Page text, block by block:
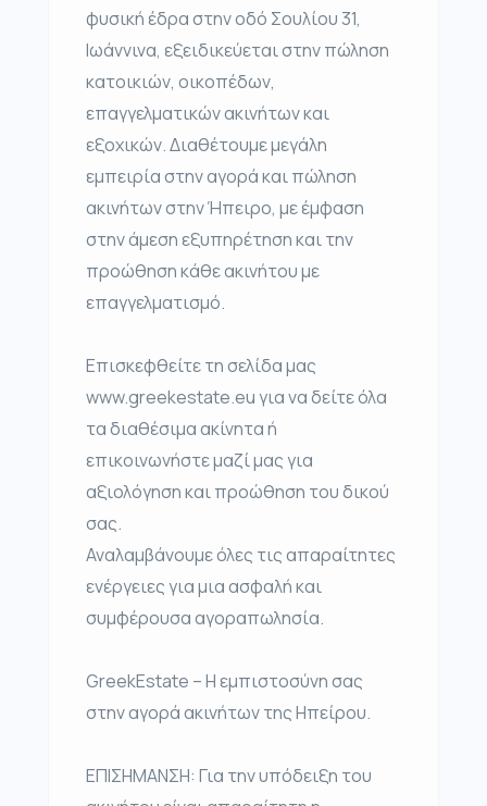
φυσική έδρα στην οδό Σουλίου 31,
Ιωάννινα, εξειδικεύεται στην πώληση
κατοικιών, οικοπέδων,
επαγγελματικών ακινήτων και
εξοχικών. Διαθέτουμε μεγάλη
εμπειρία στην αγορά και πώληση
ακινήτων στην Ήπειρο, με έμφαση
στην άμεση εξυπηρέτηση και την
προώθηση κάθε ακινήτου με
επαγγελματισμό.
Επισκεφθείτε τη σελίδα μας
www.greekestate.eu για να δείτε όλα
τα διαθέσιμα ακίνητα ή
επικοινωνήστε μαζί μας για
αξιολόγηση και προώθηση του δικού
σας.
Αναλαμβάνουμε όλες τις απαραίτητες
ενέργειες για μια ασφαλή και
συμφέρουσα αγοραπωλησία.
GreekEstate – Η εμπιστοσύνη σας
στην αγορά ακινήτων της Ηπείρου.
ΕΠΙΣΗΜΑΝΣΗ: Για την υπόδειξη του